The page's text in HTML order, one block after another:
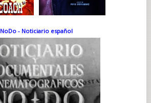
NoDo - Noticiario español